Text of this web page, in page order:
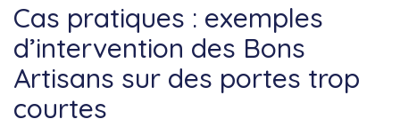
Cas pratiques : exemples
d’intervention des Bons
Artisans sur des portes trop
courtes